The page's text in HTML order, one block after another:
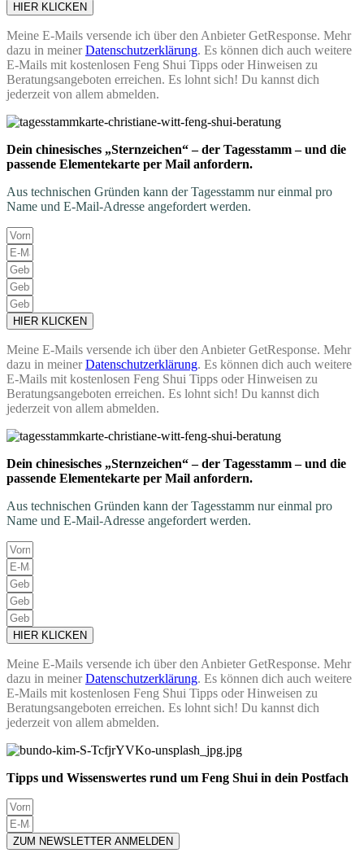
HIER KLICKEN
Meine E-Mails versende ich über den Anbieter GetResponse. Mehr
dazu in meinerDatenschutzerklärung. Es können dich auch weitere
E-Mails mit kostenlosen Feng Shui Tipps oder Hinweisen zu
Beratungsangeboten erreichen. Es lohnt sich! Du kannst dich
jederzeit von allem abmelden.
Dein chinesisches „Sternzeichen“ – der Tagesstamm – und die
passende Elementekarte per Mail anfordern.
Aus technischen Gründen kann der Tagesstamm nur einmal pro
Name und E-Mail-Adresse angefordert werden.
HIER KLICKEN
Meine E-Mails versende ich über den Anbieter GetResponse. Mehr
dazu in meinerDatenschutzerklärung. Es können dich auch weitere
E-Mails mit kostenlosen Feng Shui Tipps oder Hinweisen zu
Beratungsangeboten erreichen. Es lohnt sich! Du kannst dich
jederzeit von allem abmelden.
Dein chinesisches „Sternzeichen“ – der Tagesstamm – und die
passende Elementekarte per Mail anfordern.
Aus technischen Gründen kann der Tagesstamm nur einmal pro
Name und E-Mail-Adresse angefordert werden.
HIER KLICKEN
Meine E-Mails versende ich über den Anbieter GetResponse. Mehr
dazu in meinerDatenschutzerklärung. Es können dich auch weitere
E-Mails mit kostenlosen Feng Shui Tipps oder Hinweisen zu
Beratungsangeboten erreichen. Es lohnt sich! Du kannst dich
jederzeit von allem abmelden.
Tipps und Wissenswertes rund um Feng Shui in dein Postfach
ZUM NEWSLETTER ANMELDEN